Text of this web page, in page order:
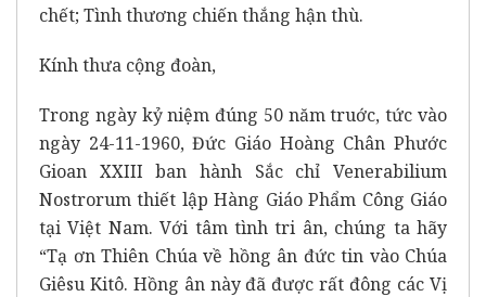
chết; Tình thương chiến thắng hận thù.
Kính thưa cộng đoàn,
Trong ngày kỷ niệm đúng 50 năm truớc, tức vào
ngày 24-11-1960, Đức Giáo Hoàng Chân Phước
Gioan XXIII ban hành Sắc chỉ Venerabilium
Nostrorum thiết lập Hàng Giáo Phẩm Công Giáo
tại Việt Nam. Với tâm tình tri ân, chúng ta hãy
“Tạ ơn Thiên Chúa về hồng ân đức tin vào Chúa
Giêsu Kitô. Hồng ân này đã được rất đông các Vị